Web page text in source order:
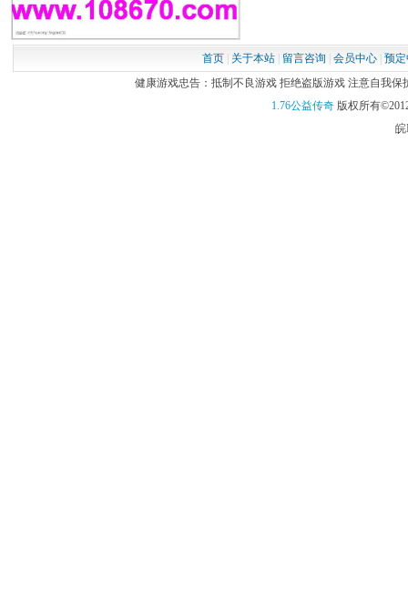
首页| 关于本站| 留言咨询 会员中心| 预
健康游戏忠告：抵制不良游戏 拒绝盗版游戏 注意自我保
1.76公益传奇版权所有
皖